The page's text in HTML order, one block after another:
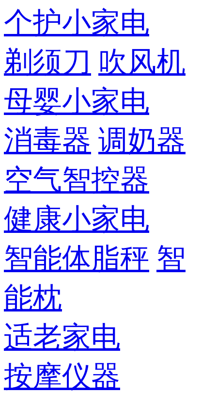
个护小家电
剃须刀 吹风机
母婴小家电
消毒器 调奶器
空气智控器
健康小家电
智能体脂秤 智
能枕
适老家电
按摩仪器